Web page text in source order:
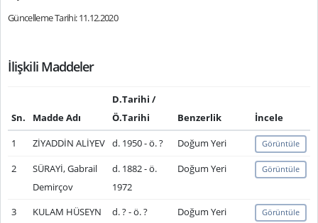
Güncelleme Tarihi: 11.12.2020
İlişkili Maddeler
Sn. Madde Adı
D.Tarihi /
Ö.Tarihi
Benzerlik
İncele
1
ZİYADDİN ALİYEV d. 1950 - ö. ? Doğum Yeri Görüntüle
2
SÜRAYİ, Gabrail
Demirçov
d. 1882 - ö.
1972
Doğum Yeri Görüntüle
3
KULAM HÜSEYN
d. ? - ö. ? Doğum Yeri Görüntüle